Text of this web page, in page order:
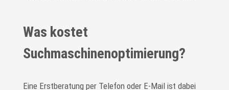
Was kostet
Suchmaschinenoptimierung?
Eine Erstberatung per Telefon oder E-Mail ist dabei